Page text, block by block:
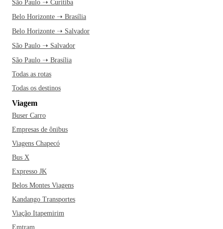
São Paulo ➝ Curitiba
Belo Horizonte ➝ Brasília
Belo Horizonte ➝ Salvador
São Paulo ➝ Salvador
São Paulo ➝ Brasília
Todas as rotas
Todas os destinos
Viagem
Buser Carro
Empresas de ônibus
Viagens Chapecó
Bus X
Expresso JK
Belos Montes Viagens
Kandango Transportes
Viação Itapemirim
Emtram